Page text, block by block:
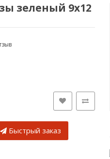
зеленый 9х12
Быстрый заказ